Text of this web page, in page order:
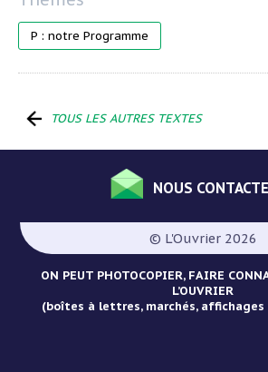
P : notre Programme
TOUS LES AUTRES TEXTES
Pied
de
page
NOUS
© L'Ouvrier 2026
ON PEUT PHOTOCOPIER, FAIRE
L’OUVRIER
(boîtes à lettres, marchés, affichages